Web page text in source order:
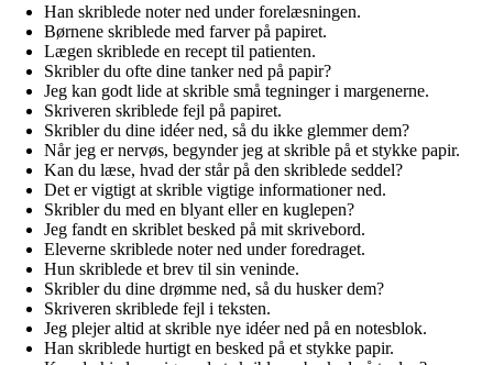
Han skriblede noter ned under forelæsningen.
Børnene skriblede med farver på papiret.
Lægen skriblede en recept til patienten.
Skribler du ofte dine tanker ned på papir?
Jeg kan godt lide at skrible små tegninger i margenerne.
Skriveren skriblede fejl på papiret.
Skribler du dine idéer ned, så du ikke glemmer dem?
Når jeg er nervøs, begynder jeg at skrible på et stykke papir.
Kan du læse, hvad der står på den skriblede seddel?
Det er vigtigt at skrible vigtige informationer ned.
Skribler du med en blyant eller en kuglepen?
Jeg fandt en skriblet besked på mit skrivebord.
Eleverne skriblede noter ned under foredraget.
Hun skriblede et brev til sin veninde.
Skribler du dine drømme ned, så du husker dem?
Skriveren skriblede fejl i teksten.
Jeg plejer altid at skrible nye idéer ned på en notesblok.
Han skriblede hurtigt en besked på et stykke papir.